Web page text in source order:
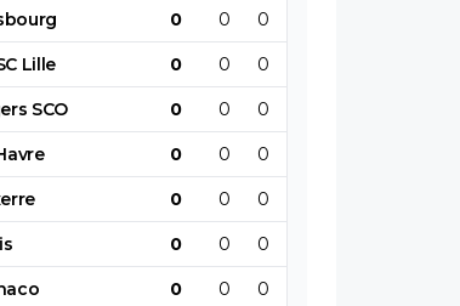
0 0 0
Lille 0 0 0
SCO 0 0 0
0 0 0
0 0 0
0 0 0
0 0 0